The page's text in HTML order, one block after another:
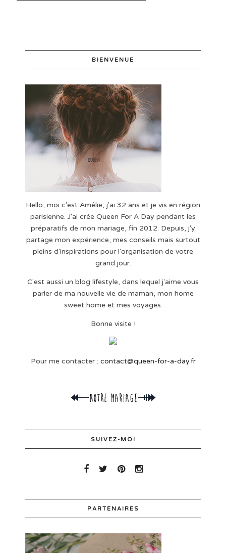
BIENVENUE
Hello, moi c'est Amélie, j'ai 32 ans et je vis en région
parisienne. J'ai crée Queen For A Day pendant les
préparatifs de mon mariage, fin 2012. Depuis, j'y
partage mon expérience, mes conseils mais surtout
pleins d'inspirations pour l'organisation de votre
grand jour.
C'est aussi un blog lifestyle, dans lequel j'aime vous
parler de ma nouvelle vie de maman, mon home
sweet home et mes voyages.
Bonne visite !
Pour me contacter : contact@queen-for-a-day.fr
SUIVEZ-MOI
PARTENAIRES